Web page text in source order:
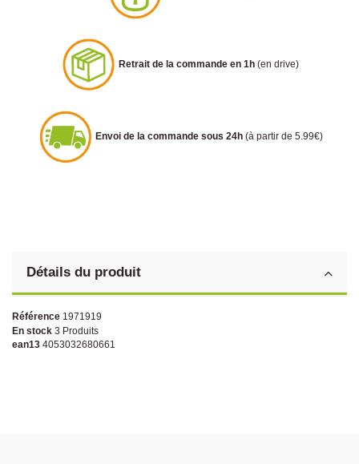
Retrait de la commande en 1h (en drive)
Envoi de la commande sous 24h (à partir de 5.99€)
Détails du produit
Référence 1971919
En stock 3 Produits
ean13 4053032680661